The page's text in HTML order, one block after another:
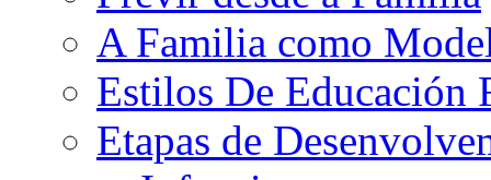
A Familia como
Estilos De Educación
Etapas de